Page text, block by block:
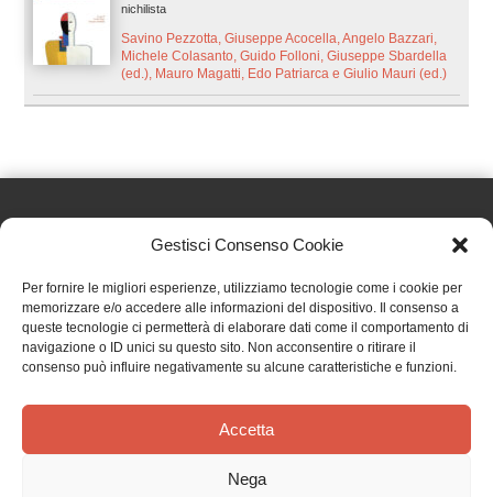
Gestisci Consenso Cookie
Per fornire le migliori esperienze, utilizziamo tecnologie come i cookie per
memorizzare e/o accedere alle informazioni del dispositivo. Il consenso a
queste tecnologie ci permetterà di elaborare dati come il comportamento di
navigazione o ID unici su questo sito. Non acconsentire o ritirare il
consenso può influire negativamente su alcune caratteristiche e funzioni.
Accetta
Nega
nichilista
Savino Pezzotta, Giuseppe Acocella, Angelo Bazzari,
Michele Colasanto, Guido Folloni, Giuseppe Sbardella
(ed.), Mauro Magatti, Edo Patriarca e Giulio Mauri (ed.)
Effatà Editrice di Pellegrino Paolo SAS
C.F. e P.IVA 09655250018
Via Tre Denti, 1 - 10060 Cantalupa (TO)
Telefono: (+39) 0121 353452 - Fax: (+39) 0121 353839
TERMINI E CONDIZIONI